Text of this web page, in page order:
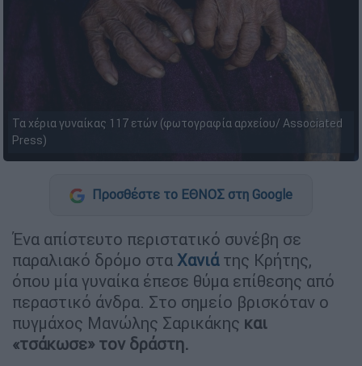
Τα χέρια γυναίκας 117 ετών (φωτογραφία αρχείου/ Associated
Press)
Προσθέστε το ΕΘΝΟΣ στη Google
Ένα απίστευτο περιστατικό συνέβη σε
παραλιακό δρόμο στα Χανιά της Κρήτης,
όπου μία γυναίκα έπεσε θύμα επίθεσης από
περαστικό άνδρα. Στο σημείο βρισκόταν ο
πυγμάχος Μανώλης Σαρικάκης και
«τσάκωσε» τον δράστη.